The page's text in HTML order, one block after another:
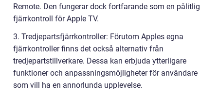
Remote. Den fungerar dock fortfarande som en pålitlig
fjärrkontroll för Apple TV.
3. Tredjepartsfjärrkontroller: Förutom Apples egna
fjärrkontroller finns det också alternativ från
tredjepartstillverkare. Dessa kan erbjuda ytterligare
funktioner och anpassningsmöjligheter för användare
som vill ha en annorlunda upplevelse.